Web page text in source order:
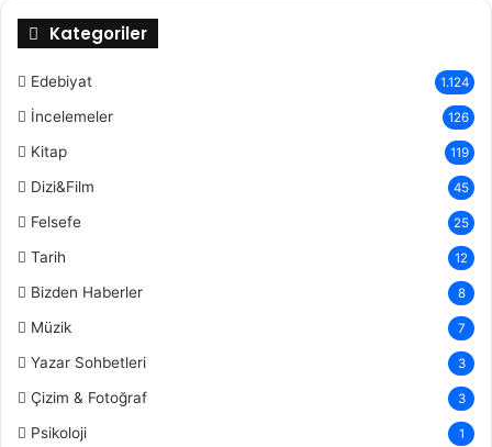
Kategoriler
Edebiyat 1.124
İncelemeler 126
Kitap 119
Dizi&Film 45
Felsefe 25
Tarih 12
Bizden Haberler 8
Müzik 7
Yazar Sohbetleri 3
Çizim & Fotoğraf 3
Psikoloji 1